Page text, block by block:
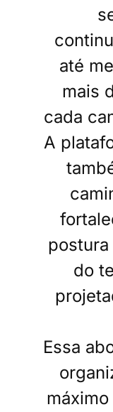
até
mais
cada
A
do
Essa